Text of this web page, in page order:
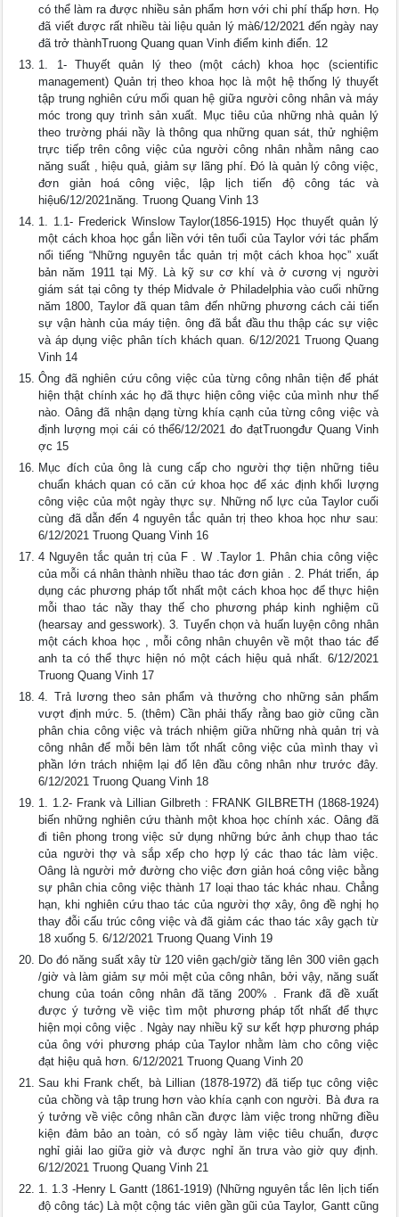
có thể làm ra được nhiều sản phẩm hơn với chi phí thấp hơn. Họ
đã viết được rất nhiều tài liệu quản lý mà6/12/2021 đến ngày nay
đã trở thànhTruong Quang quan Vinh điểm kinh điển. 12
1. 1- Thuyết quản lý theo (một cách) khoa học (scientific
management) Quản trị theo khoa học là một hệ thống lý thuyết
tập trung nghiên cứu mối quan hệ giữa người công nhân và máy
móc trong quy trình sản xuất. Mục tiêu của những nhà quản lý
theo trường phái nầy là thông qua những quan sát, thử nghiệm
trực tiếp trên công việc của người công nhân nhằm nâng cao
năng suất , hiệu quả, giảm sự lãng phí. Đó là quản lý công việc,
đơn giản hoá công việc, lập lịch tiến độ công tác và
hiệu6/12/2021năng. Truong Quang Vinh 13
1. 1.1- Frederick Winslow Taylor(1856-1915) Học thuyết quản lý
một cách khoa học gắn liền với tên tuổi của Taylor với tác phẩm
nổi tiếng “Những nguyên tắc quản trị một cách khoa học” xuất
bản năm 1911 tại Mỹ. Là kỹ sư cơ khí và ở cương vị người
giám sát tại công ty thép Midvale ở Philadelphia vào cuối những
năm 1800, Taylor đã quan tâm đến những phương cách cải tiến
sự vận hành của máy tiện. ông đã bắt đầu thu thập các sự việc
và áp dụng việc phân tích khách quan. 6/12/2021 Truong Quang
Vinh 14
Ông đã nghiên cứu công việc của từng công nhân tiện để phát
hiện thật chính xác họ đã thực hiện công việc của mình như thế
nào. Oâng đã nhận dạng từng khía cạnh của từng công việc và
định lượng mọi cái có thể6/12/2021 đo đạtTruongđư Quang Vinh
ợc 15
Mục đích của ông là cung cấp cho người thợ tiện những tiêu
chuẩn khách quan có căn cứ khoa học để xác định khối lượng
công việc của một ngày thực sự. Những nổ lực của Taylor cuối
cùng đã dẫn đến 4 nguyên tắc quản trị theo khoa học như sau:
6/12/2021 Truong Quang Vinh 16
4 Nguyên tắc quản trị của F . W .Taylor 1. Phân chia công việc
của mỗi cá nhân thành nhiều thao tác đơn giản . 2. Phát triển, áp
dụng các phương pháp tốt nhất một cách khoa học để thực hiện
mỗi thao tác nầy thay thế cho phương pháp kinh nghiệm cũ
(hearsay and gesswork). 3. Tuyển chọn và huấn luyện công nhân
một cách khoa học , mỗi công nhân chuyên về một thao tác để
anh ta có thể thực hiện nó một cách hiệu quả nhất. 6/12/2021
Truong Quang Vinh 17
4. Trả lương theo sản phẩm và thưởng cho những sản phẩm
vượt định mức. 5. (thêm) Cần phải thấy rằng bao giờ cũng cần
phân chia công việc và trách nhiệm giữa những nhà quản trị và
công nhân để mỗi bên làm tốt nhất công việc của mình thay vì
phần lớn trách nhiệm lại đổ lên đầu công nhân như trước đây.
6/12/2021 Truong Quang Vinh 18
1. 1.2- Frank và Lillian Gilbreth : FRANK GILBRETH (1868-1924)
biến những nghiên cứu thành một khoa học chính xác. Oâng đã
đi tiên phong trong việc sử dụng những bức ảnh chụp thao tác
của người thợ và sắp xếp cho hợp lý các thao tác làm việc.
Oâng là người mở đường cho việc đơn giản hoá công việc bằng
sự phân chia công việc thành 17 loại thao tác khác nhau. Chẳng
hạn, khi nghiên cứu thao tác của người thợ xây, ông đề nghị họ
thay đỗi cấu trúc công việc và đã giảm các thao tác xây gạch từ
18 xuống 5. 6/12/2021 Truong Quang Vinh 19
Do đó năng suất xây từ 120 viên gạch/giờ tăng lên 300 viên gạch
/giờ và làm giảm sự mỏi mệt của công nhân, bởi vậy, năng suất
chung của toán công nhân đã tăng 200% . Frank đã đề xuất
được ý tưởng về việc tìm một phương pháp tốt nhất để thực
hiện mọi công việc . Ngày nay nhiều kỹ sư kết hợp phương pháp
của ông với phương pháp của Taylor nhằm làm cho công việc
đạt hiệu quả hơn. 6/12/2021 Truong Quang Vinh 20
Sau khi Frank chết, bà Lillian (1878-1972) đã tiếp tục công việc
của chồng và tập trung hơn vào khía cạnh con người. Bà đưa ra
ý tưởng về việc công nhân cần được làm việc trong những điều
kiện đảm bảo an toàn, có số ngày làm việc tiêu chuẩn, được
nghỉ giải lao giữa giờ và được nghỉ ăn trưa vào giờ quy định.
6/12/2021 Truong Quang Vinh 21
1. 1.3 -Henry L Gantt (1861-1919) (Những nguyên tắc lên lịch tiến
độ công tác) Là một cộng tác viên gần gũi của Taylor, Gantt cũng